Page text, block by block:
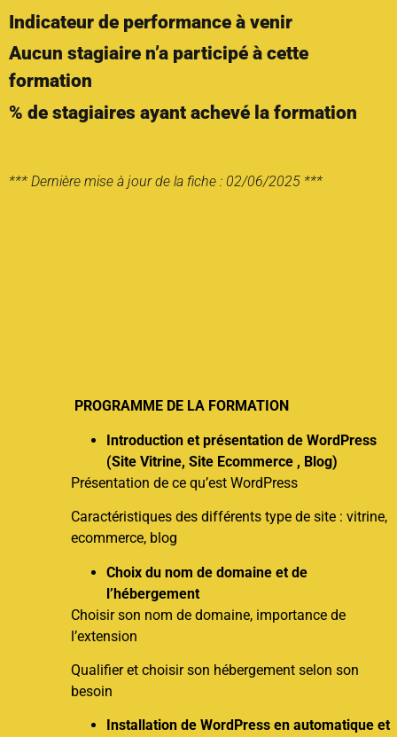
Indicateur de performance à venir
Aucun stagiaire n’a participé à cette
formation
% de stagiaires ayant achevé la formation
*** Dernière mise à jour de la fiche : 02/06/2025 ***
PROGRAMME DE LA FORMATION
Introduction et présentation de WordPress
(Site Vitrine, Site Ecommerce , Blog)
Présentation de ce qu’est WordPress
Caractéristiques des différents type de site : vitrine,
ecommerce, blog
Choix du nom de domaine et de
l’hébergement
Choisir son nom de domaine, importance de
l’extension
Qualifier et choisir son hébergement selon son
besoin
Installation de WordPress en automatique et